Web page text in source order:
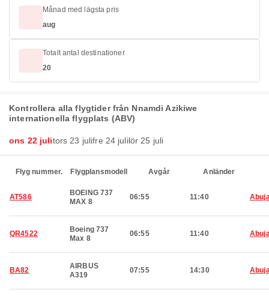
Månad med lägsta pris
aug
Totalt antal destinationer
20
Kontrollera alla flygtider från Nnamdi Azikiwe
internationella flygplats (ABV)
ons 22 julitors 23 julifre 24 julilör 25 juli
Flyg nummer. Flygplansmodell Avgår Anländer
AT586
BOEING 737
MAX 8
06:55 11:40
QR4522
Boeing 737
Max 8
06:55 11:40
BA82
AIRBUS
A319
07:55 14:30